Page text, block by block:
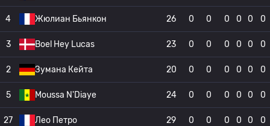
4 Жюлиан Бьянкон 26 0 0 0 0 0 0
3 Boel Hey Lucas 23 0 0 0 0 0 0
2 Зумана Кейта 20 0 0 0 0 0 0
5 Moussa N'Diaye 24 0 0 0 0 0 0
27 Лео Петро 29 0 0 0 0 0 0